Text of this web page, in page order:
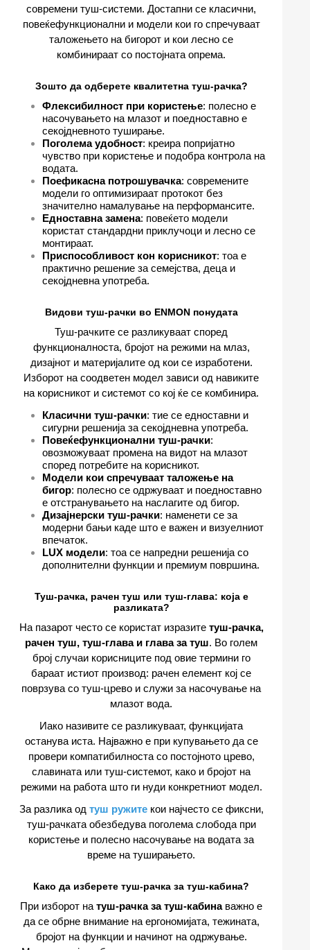
современи туш-системи. Достапни се класични,
повеќефункционални и модели кои го спречуваат
таложењето на бигорот и кои лесно се
комбинираат со постојната опрема.
Зошто да одберете квалитетна туш-рачка?
Флексибилност при користење: полесно е
насочувањето на млазот и поедноставно е
секојдневното туширање.
Поголема удобност: креира попријатно
чувство при користење и подобра контрола на
водата.
Поефикасна потрошувачка: современите
модели го оптимизираат протокот без
значително намалување на перформансите.
Едноставна замена: повеќето модели
користат стандардни приклучоци и лесно се
монтираат.
Приспособливост кон корисникот: тоа е
практично решение за семејства, деца и
секојдневна употреба.
Видови туш-рачки во ENMON понудата
Туш-рачките се разликуваат според
функционалноста, бројот на режими на млаз,
дизајнот и материјалите од кои се изработени.
Изборот на соодветен модел зависи од навиките
на корисникот и системот со кој ќе се комбинира.
Класични туш-рачки: тие се едноставни и
сигурни решенија за секојдневна употреба.
Повеќефункционални туш-рачки:
овозможуваат промена на видот на млазот
според потребите на корисникот.
Модели кои спречуваат таложење на
бигор: полесно се одржуваат и поедноставно
е отстранувањето на наслагите од бигор.
Дизајнерски туш-рачки: наменети се за
модерни бањи каде што е важен и визуелниот
впечаток.
LUX модели: тоа се напредни решенија со
дополнителни функции и премиум површина.
Туш-рачка, рачен туш или туш-глава: која е
разликата?
На пазарот често се користат изразите туш-рачка,
рачен туш, туш-глава и глава за туш. Во голем
број случаи корисниците под овие термини го
бараат истиот производ: рачен елемент кој се
поврзува со туш-црево и служи за насочување на
млазот вода.
Иако називите се разликуваат, функцијата
останува иста. Најважно е при купувањето да се
провери компатибилноста со постојното црево,
славината или туш-системот, како и бројот на
режими на работа што ги нуди конкретниот модел.
За разлика од туш ружитекои најчесто се фиксни,
туш-рачката обезбедува поголема слобода при
користење и полесно насочување на водата за
време на туширањето.
Како да изберете туш-рачка за туш-кабина?
При изборот на туш-рачка за туш-кабинаважно е
да се обрне внимание на ергономијата, тежината,
бројот на функции и начинот на одржување.